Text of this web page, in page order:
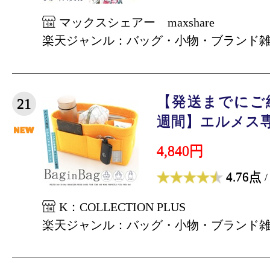
マックスシェアー maxshare
楽天ジャンル：バッグ・小物・ブランド
21
【発送までに
週間】エルメス
4,840円
4.76点 /
K：COLLECTION PLUS
楽天ジャンル：バッグ・小物・ブランド